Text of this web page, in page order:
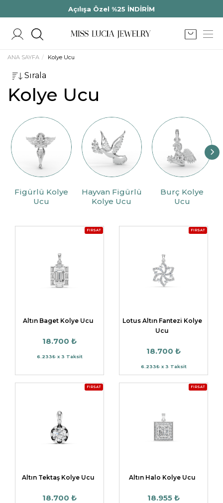
Açılışa Özel %25 İNDİRİM
ANA SAYFA Kolye Ucu
Sırala
Kolye Ucu
Figürlü Kolye
Ucu
Hayvan Figürlü
Kolye Ucu
Burç Kolye
Ucu
FIRSAT
Altın Baget Kolye Ucu
18.700 ₺
6.233₺ x 3 Taksit
FIRSAT
Lotus Altın Fantezi Kolye
Ucu
18.700 ₺
6.233₺ x 3 Taksit
FIRSAT
Altın Tektaş Kolye Ucu
18.700 ₺
FIRSAT
Altın Halo Kolye Ucu
18.955 ₺